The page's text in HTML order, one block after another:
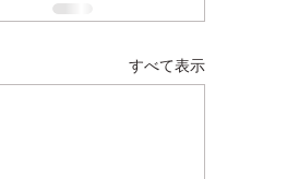
すべて表示